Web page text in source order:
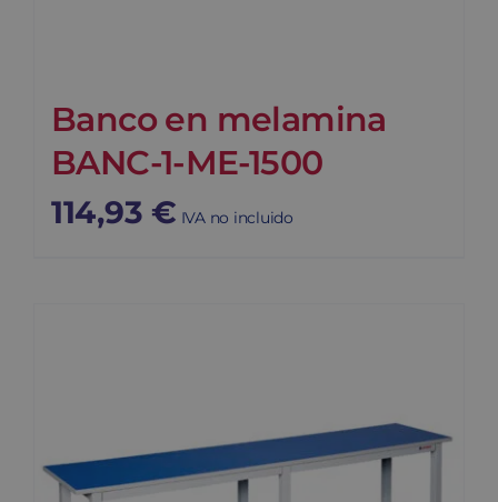
Banco en melamina
BANC-1-ME-1500
114,93 € IVA no incluido